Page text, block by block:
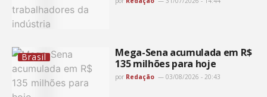
Brasil
Mega-Sena acumulada em R$
135 milhões para hoje
por Redação 03/08/2026 - 20:43